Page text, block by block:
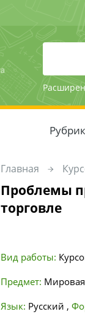
Главная
Проблемы
торговле
Вид работы:
Предмет:
Язык: Русский ,